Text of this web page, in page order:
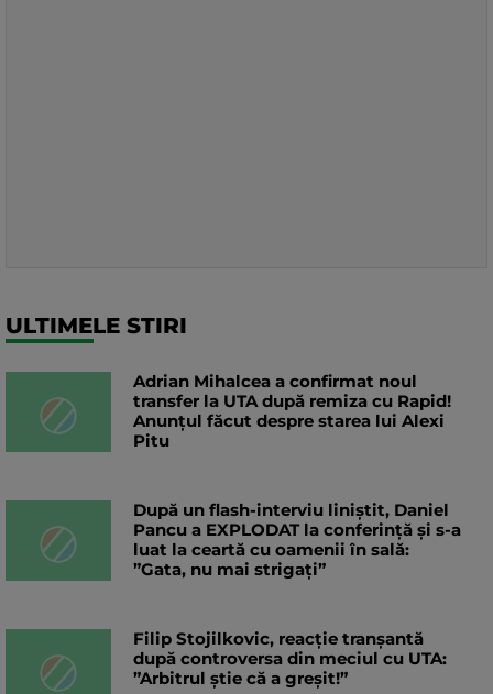
ULTIMELE STIRI
Adrian Mihalcea a confirmat noul
transfer la UTA după remiza cu Rapid!
Anunțul făcut despre starea lui Alexi
Pitu
După un flash-interviu liniștit, Daniel
Pancu a EXPLODAT la conferință și s-a
luat la ceartă cu oamenii în sală:
”Gata, nu mai strigați”
Filip Stojilkovic, reacție tranșantă
după controversa din meciul cu UTA:
”Arbitrul știe că a greșit!”